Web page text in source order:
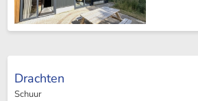
Drachten
Schuur